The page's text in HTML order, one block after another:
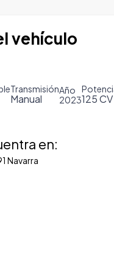
vehículo
Transmisión
Manual
Año
2023125 CV
en:
Navarra